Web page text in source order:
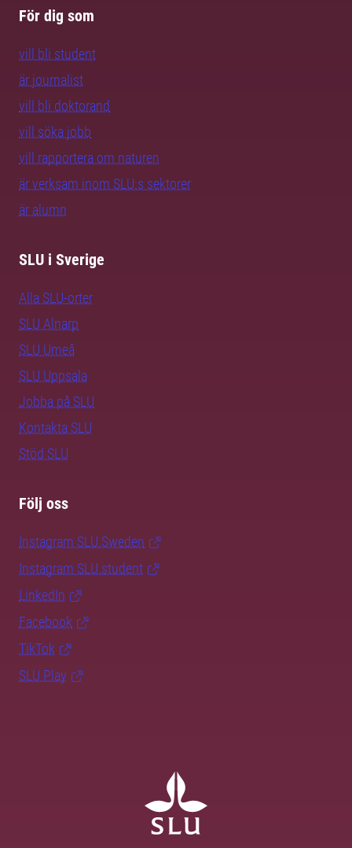
För dig som
vill bli student
är journalist
vill bli doktorand
vill söka jobb
vill rapportera om naturen
är verksam inom SLU:s sektorer
är alumn
SLU i Sverige
Alla SLU-orter
SLU Alnarp
SLU Umeå
SLU Uppsala
Jobba på SLU
Kontakta SLU
Stöd SLU
Följ oss
Instagram SLU.Sweden
Instagram SLU.student
LinkedIn
Facebook
TikTok
SLU Play